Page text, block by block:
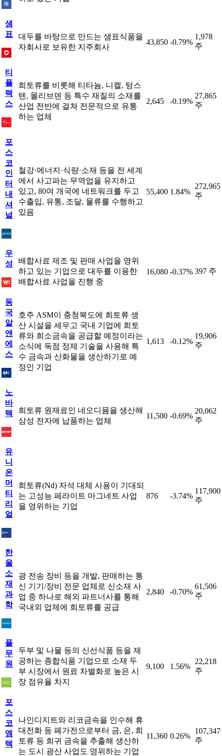
샘
표
대두를 바탕으로 만드는 샘표식품을
자회사로 보유한 지주회사
43,850 -0.79%
1,978
주
티
플
랙
스
희토류를 비롯해 티타늄, 니켈, 텅스
텐, 몰리브덴 등 특수 재질의 소재를
산업 전반에 걸쳐 전문적으로 유통
하는 업체
2,645 -0.19%
27,865
주
포
스
코
인
터
내
셔
널
철강·에너지·식량·소재 등을 전 세계
에서 사고파는 무역업을 유지하고
있고, 80여 개국에 네트워크를 두고
수출입, 유통, 조달, 물류를 수행하고
있음
55,400 1.84%
272,965
주
우
성
배합사료 제조 및 판매 사업을 영위
하고 있는 기업으로 대두를 이용한
배합사료 사업을 진행 중
16,080 -0.37% 397 주
동
국
알
앤
에
스
호주 ASM이 충청북도에 희토류 생
산 시설을 세우고 국내 기업에 희토
류와 희소금속을 공급할 예정이라는
소식에 독점 정제 기술을 사용해 특
수 금속과 산화물을 생산하기로 예
정인 기업
1,613 -0.12%
19,906
주
노
바
텍
희토류 원재료인 네오디뮴을 생산해
삼성 전자에 납품하는 업체
11,500 -0.69%
20,062
주
유
니
온
머
티
리
얼
희토류(Nd) 자석 대체 사용이 기대되
는 고성능 페라이트 마그네트 사업
을 영위하는 기업
876 -3.74%
117,900
주
한
울
소
재
과
학
광 전송 장비 등을 개발, 판매하는 통
신 기기/장비 전문 업체로 신소재 사
업 중 하나로 해외 파트너사를 통해
국내외 업체에 희토류를 공급
2,840 -0.70%
61,506
주
풀
무
원
두부 및 나물 등의 신선식품 등을 제
공하는 종합식품 기업으로 소재 두
부 시장에서 원료 차별화로 높은 시
장 점유율 차지
9,100 1.56%
22,218
주
포
스
코
엠
텍
나인디지트와 리코금속을 인수해 휴
대전화 등 폐가전으로부터 금, 은, 희
토류 등 희귀 금속을 추출해 생산하
는 도시 광산 사업도 영위하는 기업
11,360 0.26%
107,347
주